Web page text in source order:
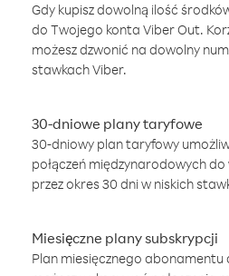
Gdy kupisz dowolną ilość
do Twojego konta Viber Out.
możesz dzwonić na dowolny
stawkach Viber.
30-dniowe plany taryfowe
30-dniowy plan taryfowy
połączeń międzynarodowych
przez okres 30 dni w niskich
Miesięczne plany subskrypcji
Plan miesięcznego abonamentu